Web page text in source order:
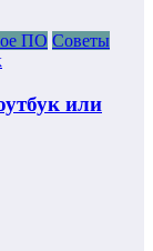
ПО Советы
или